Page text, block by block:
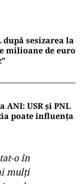
după sesizarea la
milioane de euro
USR și PNL
poate influența
o în
mulţi